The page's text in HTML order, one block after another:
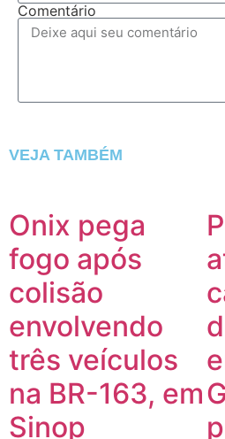
Comentário
VEJA TAMBÉM
Onix pega
fogo após
colisão
envolvendo
três veículos
na BR-163, em
Sinop